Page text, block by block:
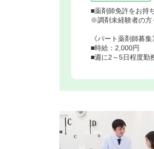
■薬剤師免許をお持
※調剤未経験者の方
《パート薬剤師募集
■時給：2,000円
■週に2～5日程度勤